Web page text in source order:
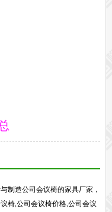
具
制造公司会议椅的家具厂家，
椅,公司会议椅价格,公司会议